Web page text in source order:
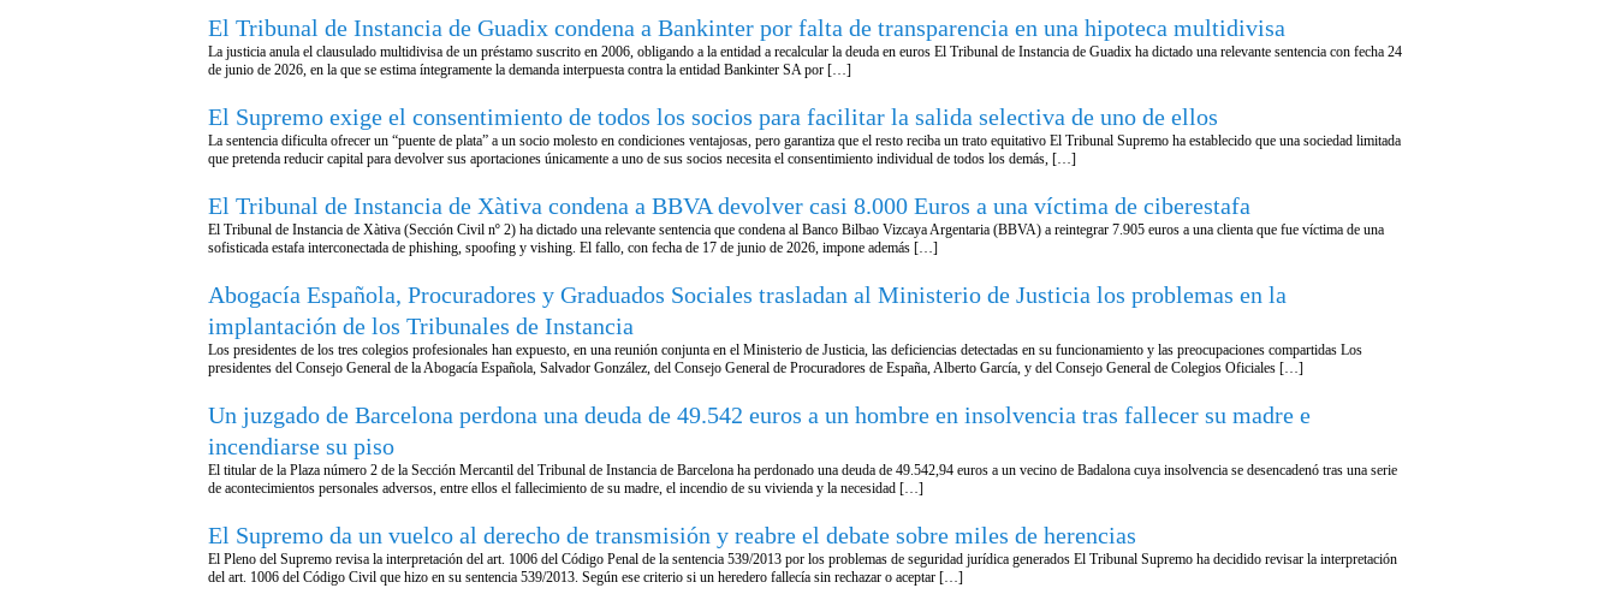
El Tribunal de Instancia de Guadix condena a Bankinter por falta de transparencia en una hipoteca multidivisa
La justicia anula el clausulado multidivisa de un préstamo suscrito en 2006, obligando a la entidad a recalcular la deuda en euros El Tribunal de Instancia de Guadix ha dictado una relevante sentencia con fecha 24
de junio de 2026, en la que se estima íntegramente la demanda interpuesta contra la entidad Bankinter SA por […]
El Supremo exige el consentimiento de todos los socios para facilitar la salida selectiva de uno de ellos
La sentencia dificulta ofrecer un “puente de plata” a un socio molesto en condiciones ventajosas, pero garantiza que el resto reciba un trato equitativo El Tribunal Supremo ha establecido que una sociedad limitada
que pretenda reducir capital para devolver sus aportaciones únicamente a uno de sus socios necesita el consentimiento individual de todos los demás, […]
El Tribunal de Instancia de Xàtiva condena a BBVA devolver casi 8.000 Euros a una víctima de ciberestafa
El Tribunal de Instancia de Xàtiva (Sección Civil nº 2) ha dictado una relevante sentencia que condena al Banco Bilbao Vizcaya Argentaria (BBVA) a reintegrar 7.905 euros a una clienta que fue víctima de una
sofisticada estafa interconectada de phishing, spoofing y vishing. El fallo, con fecha de 17 de junio de 2026, impone además […]
Abogacía Española, Procuradores y Graduados Sociales trasladan al Ministerio de Justicia los problemas en la
implantación de los Tribunales de Instancia
Los presidentes de los tres colegios profesionales han expuesto, en una reunión conjunta en el Ministerio de Justicia, las deficiencias detectadas en su funcionamiento y las preocupaciones compartidas Los
presidentes del Consejo General de la Abogacía Española, Salvador González, del Consejo General de Procuradores de España, Alberto García, y del Consejo General de Colegios Oficiales […]
Un juzgado de Barcelona perdona una deuda de 49.542 euros a un hombre en insolvencia tras fallecer su madre e
incendiarse su piso
El titular de la Plaza número 2 de la Sección Mercantil del Tribunal de Instancia de Barcelona ha perdonado una deuda de 49.542,94 euros a un vecino de Badalona cuya insolvencia se desencadenó tras una serie
de acontecimientos personales adversos, entre ellos el fallecimiento de su madre, el incendio de su vivienda y la necesidad […]
El Supremo da un vuelco al derecho de transmisión y reabre el debate sobre miles de herencias
El Pleno del Supremo revisa la interpretación del art. 1006 del Código Penal de la sentencia 539/2013 por los problemas de seguridad jurídica generados El Tribunal Supremo ha decidido revisar la interpretación
del art. 1006 del Código Civil que hizo en su sentencia 539/2013. Según ese criterio si un heredero fallecía sin rechazar o aceptar […]